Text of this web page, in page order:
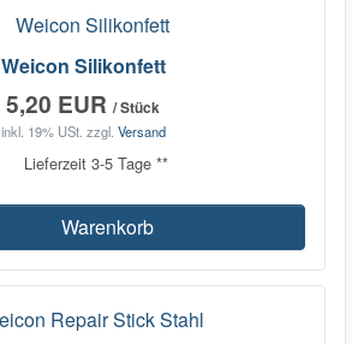
Weicon Silikonfett
5,20 EUR / Stück
inkl. 19% USt. zzgl. Versand
Lieferzeit 3-5 Tage **
Warenkorb